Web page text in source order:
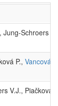
Schroers
P., Vancová
V.J., Piačková